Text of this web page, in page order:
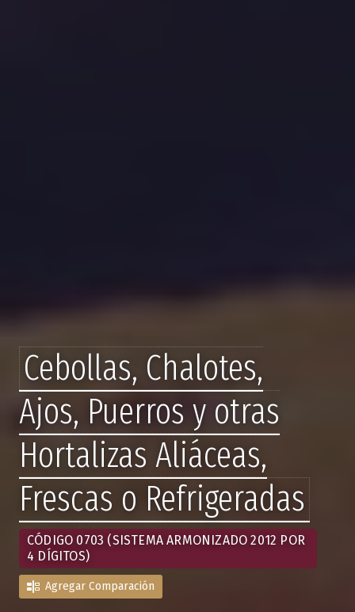
Cebollas, Chalotes,
Ajos, Puerros y otras
Hortalizas Aliáceas,
Frescas o Refrigeradas
CÓDIGO 0703 (SISTEMA ARMONIZADO 2012 POR
4 DÍGITOS)
Agregar Comparación